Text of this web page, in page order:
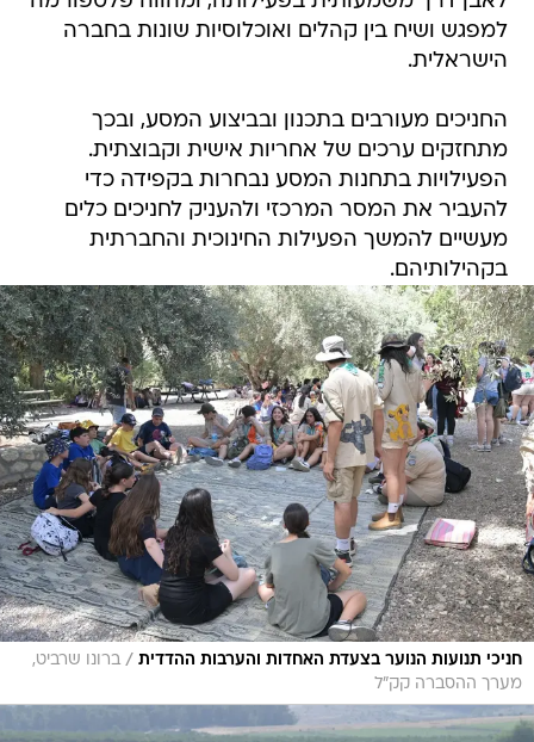
למפגש ושיח בין קהלים ואוכלוסיות שונות בחברה
הישראלית.
החניכים מעורבים בתכנון ובביצוע המסע, ובכך
מתחזקים ערכים של אחריות אישית וקבוצתית.
הפעילויות בתחנות המסע נבחרות בקפידה כדי
להעביר את המסר המרכזי ולהעניק לחניכים כלים
מעשיים להמשך הפעילות החינוכית והחברתית
בקהילותיהם.
חניכי תנועות הנוער בצעדת האחדות והערבות ההדדית / ברונו שרביט,
מערך ההסברה קק״ל